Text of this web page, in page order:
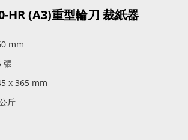
HR (A3)重型輪刀 裁紙器
mm
張
x 365 mm
斤